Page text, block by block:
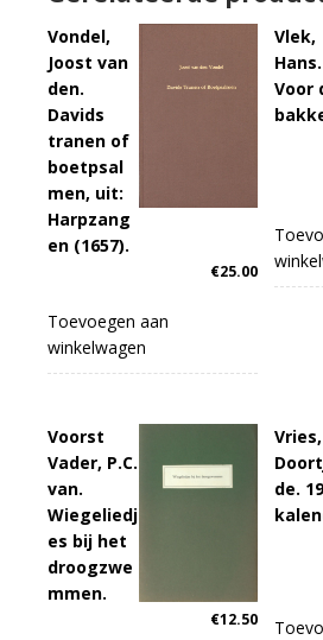
Vondel,
Joost van
den.
Davids
tranen of
boetpsal
men, uit:
Harpzang
en (1657).
€25.00
Toevoegen aan
winkelwagen
Vlek,
Hans.
Voor
Voorst
Vader, P.C.
van.
Wiegeliedj
es bij het
droogzwe
mmen.
€12.50
Vries,
de.